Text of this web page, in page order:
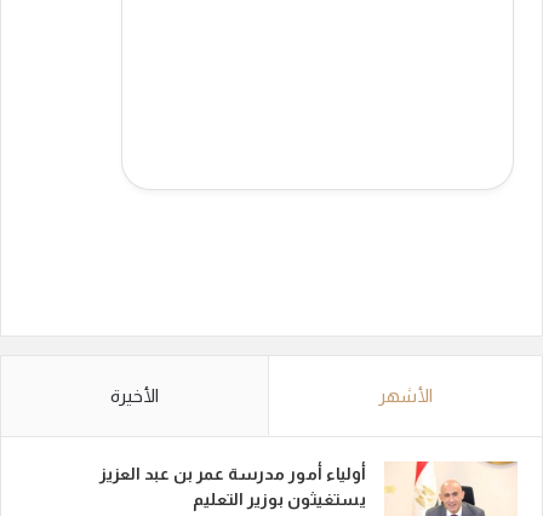
الأشهر الأخيرة
أولياء أمور مدرسة عمر بن عبد العزيز
يستغيثون بوزير التعليم